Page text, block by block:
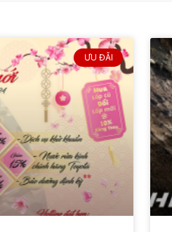
ƯU ĐÃI